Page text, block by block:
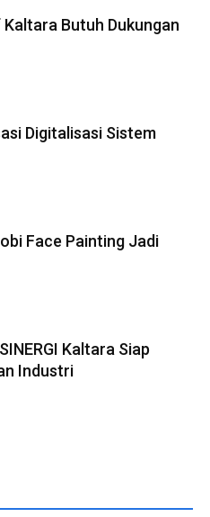
Butuh Dukungan
Digitalisasi Sistem
Face Painting Jadi
Kaltara Siap
Industri